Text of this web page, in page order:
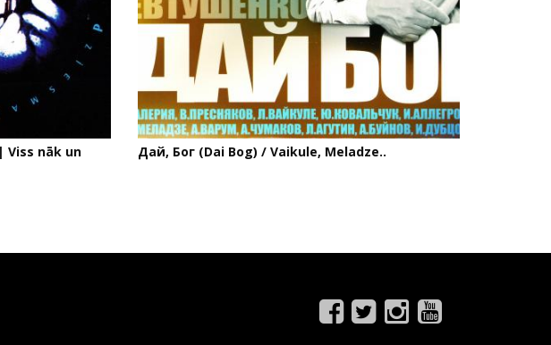
Viss nāk un
Дай, Бог (Dai Bog) / Vaikule, Meladze..